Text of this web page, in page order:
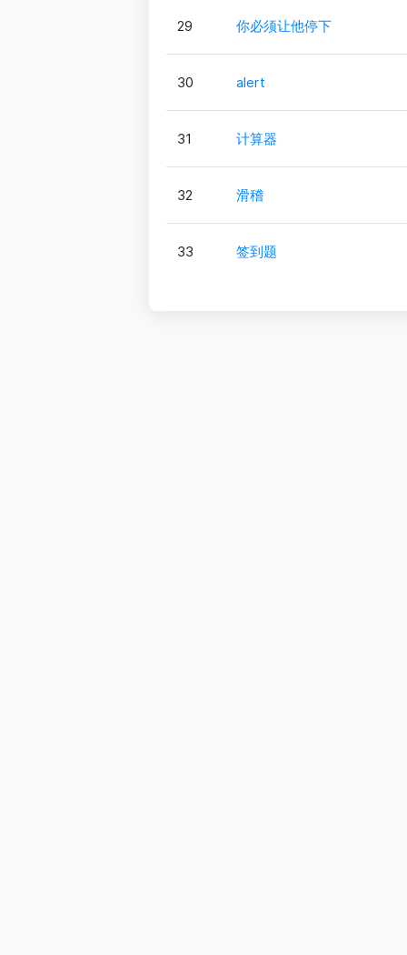
29 你必须让他停下
30 alert
31 计算器
32 滑稽
33 签到题